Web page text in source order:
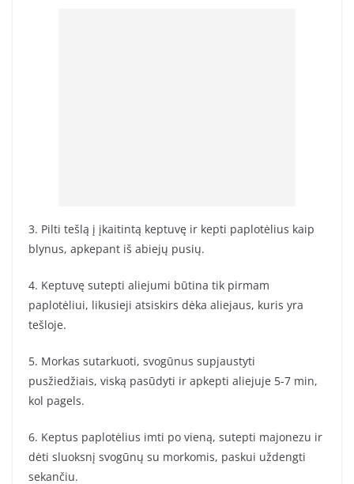
3. Pilti tešlą į įkaitintą keptuvę ir kepti paplotėlius kaip
blynus, apkepant iš abiejų pusių.
4. Keptuvę sutepti aliejumi būtina tik pirmam
paplotėliui, likusieji atsiskirs dėka aliejaus, kuris yra
tešloje.
5. Morkas sutarkuoti, svogūnus supjaustyti
pusžiedžiais, viską pasūdyti ir apkepti aliejuje 5-7 min,
kol pagels.
6. Keptus paplotėlius imti po vieną, sutepti majonezu ir
dėti sluoksnį svogūnų su morkomis, paskui uždengti
sekančiu.